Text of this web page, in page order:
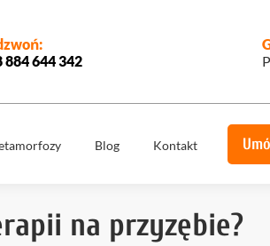
884 644 342
Implantologia
Blog Kontakt
na przyzębie?